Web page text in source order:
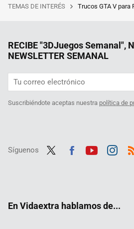
TEMAS DE INTERÉS Trucos GTA V para
RECIBE "3DJuegos Semanal",
NEWSLETTER SEMANAL
Suscribiéndote aceptas nuestra política de
Síguenos
En Vidaextra hablamos de...